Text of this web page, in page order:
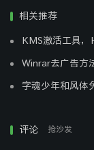
相关推荐
KMS激活工具
Winrar去广告方
字魂少年和风体
评论 抢沙发